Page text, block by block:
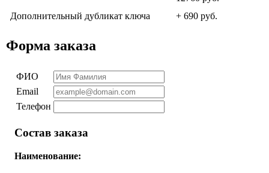
Дополнительный дубликат ключа
+ 690 руб.
Форма заказа
ФИО
Email
Телефон
Состав заказа
Наименование: